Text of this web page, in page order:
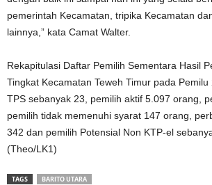
pemerintah Kecamatan, tripika Kecamatan
lainnya,” kata Camat Walter.
Rekapitulasi Daftar Pemilih Sementara Hasil
Tingkat Kecamatan Teweh Timur pada
TPS sebanyak 23, pemilih aktif 5.097 orang,
pemilih tidak memenuhi syarat 147 orang,
342 dan pemilih Potensial Non KTP-el
(Theo/LK1)
TAGS BARITO UTARA